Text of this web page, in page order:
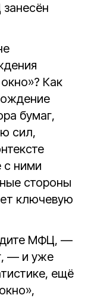
Как
бумаг,
сил,
ними
стороны
ключевую
МФЦ, —
— и уже
ещё